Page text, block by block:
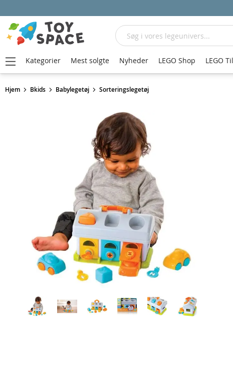
Hjem Bkids Babylegetøj Sorteringslegetøj
Søg
Kategorier Mest solgte Nyheder LEGO Shop LEGO